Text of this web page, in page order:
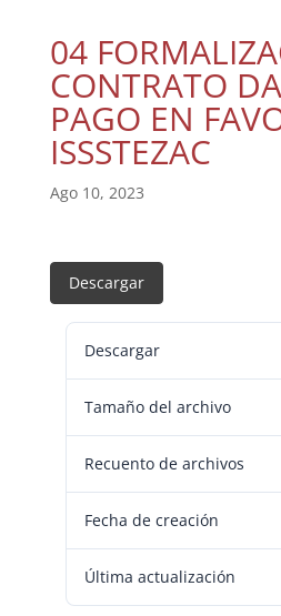
04
CONTRATO
PAGO EN
ISSSTEZAC
Ago 10, 2023
Descargar
Descargar
Tamaño del archivo
Recuento de archivos
Fecha de creación
Última actualización